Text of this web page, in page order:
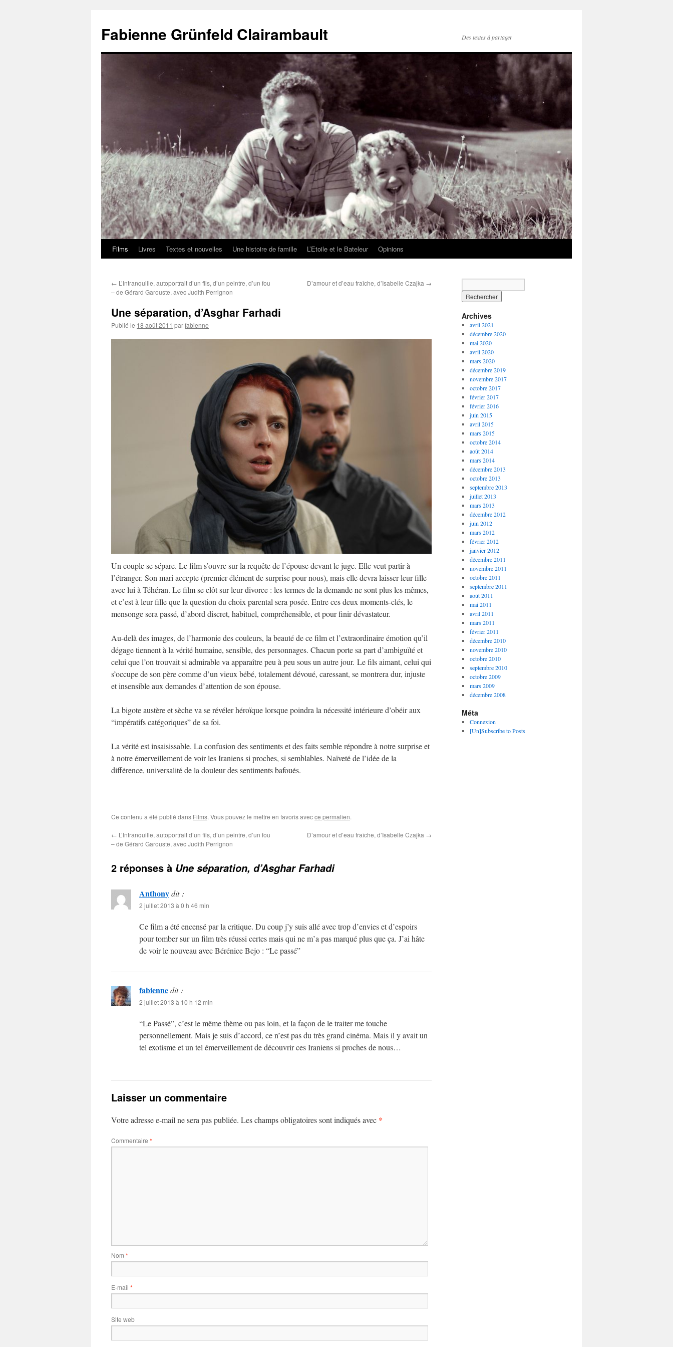
contenu
Fabienne Grünfeld Clairambault Des textes à partager
Films Livres Textes et nouvelles Une histoire de famille L’Etoile et le Bateleur Opinions
← L’Intranquille, autoportrait d’un fils, d’un peintre, d’un fou
– de Gérard Garouste, avec Judith Perrignon
D’amour et d’eau fraîche, d’Isabelle Czajka →
Une séparation, d’Asghar Farhadi
Publié le 18 août 2011 parfabienne
Un couple se sépare. Le film s’ouvre sur la requête de l’épouse devant le juge. Elle veut partir à
l’étranger. Son mari accepte (premier élément de surprise pour nous), mais elle devra laisser leur fille
avec lui à Téhéran. Le film se clôt sur leur divorce : les termes de la demande ne sont plus les mêmes,
et c’est à leur fille que la question du choix parental sera posée. Entre ces deux moments-clés, le
mensonge sera passé, d’abord discret, habituel, compréhensible, et pour finir dévastateur.
Au-delà des images, de l’harmonie des couleurs, la beauté de ce film et l’extraordinaire émotion qu’il
dégage tiennent à la vérité humaine, sensible, des personnages. Chacun porte sa part d’ambiguïté et
celui que l’on trouvait si admirable va apparaître peu à peu sous un autre jour. Le fils aimant, celui qui
s’occupe de son père comme d’un vieux bébé, totalement dévoué, caressant, se montrera dur, injuste
et insensible aux demandes d’attention de son épouse.
La bigote austère et sèche va se révéler héroïque lorsque poindra la nécessité intérieure d’obéir aux
“impératifs catégoriques” de sa foi.
La vérité est insaisissable. La confusion des sentiments et des faits semble répondre à notre surprise et
à notre émerveillement de voir les Iraniens si proches, si semblables. Naïveté de l’idée de la
différence, universalité de la douleur des sentiments bafoués.
Ce contenu a été publié dans Films. Vous pouvez le mettre en favoris avecce permalien.
← L’Intranquille, autoportrait d’un fils, d’un peintre, d’un fou
– de Gérard Garouste, avec Judith Perrignon
D’amour et d’eau fraîche, d’Isabelle Czajka →
2 réponses à Une séparation, d’Asghar Farhadi
Anthonydit :
2 juillet 2013 à 0 h 46 min
Ce film a été encensé par la critique. Du coup j’y suis allé avec trop d’envies et d’espoirs
pour tomber sur un film très réussi certes mais qui ne m’a pas marqué plus que ça. J’ai hâte
de voir le nouveau avec Bérénice Bejo : “Le passé”
fabiennedit :
2 juillet 2013 à 10 h 12 min
“Le Passé”, c’est le même thème ou pas loin, et la façon de le traiter me touche
personnellement. Mais je suis d’accord, ce n’est pas du très grand cinéma. Mais il y avait un
tel exotisme et un tel émerveillement de découvrir ces Iraniens si proches de nous…
Laisser un commentaire
Votre adresse e-mail ne sera pas publiée. Les champs obligatoires sont indiqués avec *
Commentaire *
Nom *
E-mail *
Site web
Archives
avril 2021
décembre 2020
mai 2020
avril 2020
mars 2020
décembre 2019
novembre 2017
octobre 2017
février 2017
février 2016
juin 2015
avril 2015
mars 2015
octobre 2014
août 2014
mars 2014
décembre 2013
octobre 2013
septembre 2013
juillet 2013
mars 2013
décembre 2012
juin 2012
mars 2012
février 2012
janvier 2012
décembre 2011
novembre 2011
octobre 2011
septembre 2011
août 2011
mai 2011
avril 2011
mars 2011
février 2011
décembre 2010
novembre 2010
octobre 2010
septembre 2010
octobre 2009
mars 2009
décembre 2008
Méta
Connexion
[Un]Subscribe to Posts